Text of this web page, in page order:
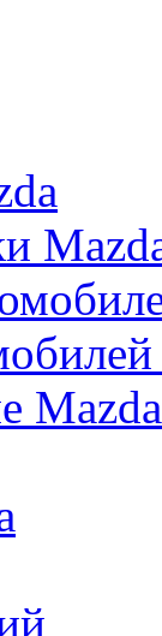
Mazda